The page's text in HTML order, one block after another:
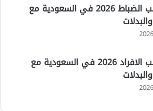
سلم رواتب الضباط 2026 في السعودية مع
سلم رواتب الافراد 2026 في السعودية مع